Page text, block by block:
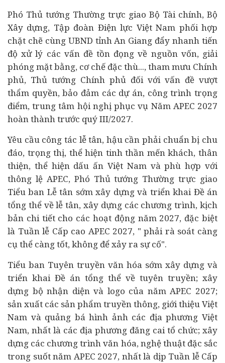
Phó Thủ tướng Thường trực giao Bộ Tài chính, Bộ
Xây dựng, Tập đoàn Điện lực Việt Nam phối hợp
chặt chẽ cùng UBND tỉnh An Giang đẩy nhanh tiến
độ xử lý các vấn đề tồn đọng về nguồn vốn, giải
phóng mặt bằng, cơ chế đặc thù..., tham mưu Chính
phủ, Thủ tướng Chính phủ đối với vấn đề vượt
thẩm quyền, bảo đảm các dự án, công trình trọng
điểm, trung tâm hội nghị phục vụ Năm APEC 2027
hoàn thành trước quý III/2027.
Yêu cầu công tác lễ tân, hậu cần phải chuẩn bị chu
đáo, trọng thị, thể hiện tinh thần mến khách, thân
thiện, thể hiện dấu ấn Việt Nam và phù hợp với
thông lệ APEC, Phó Thủ tướng Thường trực giao
Tiểu ban Lễ tân sớm xây dựng và triển khai Đề án
tổng thể về lễ tân, xây dựng các chương trình, kịch
bản chi tiết cho các hoạt động năm 2027, đặc biệt
là Tuần lễ Cấp cao APEC 2027, " phải rà soát càng
cụ thể càng tốt, không để xảy ra sự cố".
Tiểu ban Tuyên truyền văn hóa sớm xây dựng và
triển khai Đề án tổng thể về tuyên truyền; xây
dựng bộ nhận diện và logo của năm APEC 2027;
sản xuất các sản phẩm truyền thông, giới thiệu Việt
Nam và quảng bá hình ảnh các địa phương Việt
Nam, nhất là các địa phương đăng cai tổ chức; xây
dựng các chương trình văn hóa, nghệ thuật đặc sắc
trong suốt năm APEC 2027, nhất là dịp Tuần lễ Cấp